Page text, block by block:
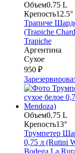
Объем0.75 L
Крепость12.5°
Трапиче
(Trapiche
Trapiche
Аргентина
Сухое
950 ₽
Объем0.75 L
Крепость13°
Трумпетер
0,75 л (Rutini